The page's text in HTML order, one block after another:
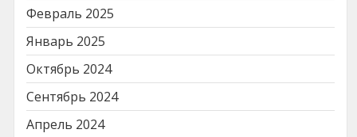
Февраль 2025
Январь 2025
Октябрь 2024
Сентябрь 2024
Апрель 2024